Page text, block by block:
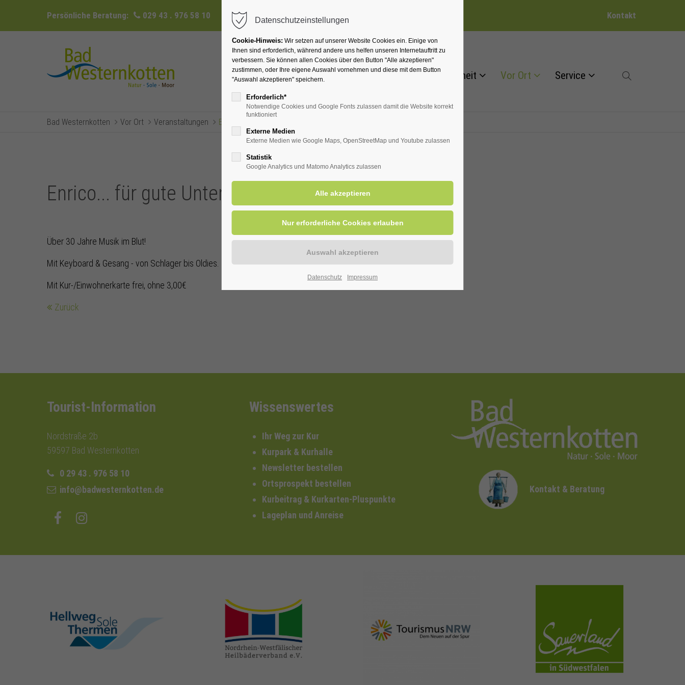
Persönliche Beratung: 029 43 . 976 58 10 info@badwesternkotten.de Kontakt
Ihr Heilbad Übernachten Für Ihre Gesundheit Vor Ort Service
Bad Westernkotten Vor Ort Veranstaltungen Eventsreader (Timeline)
Enrico... für gute Unterhaltung!
29.07.2026, 15:00
ORT: KURHALLE
Über 30 Jahre Musik im Blut!
Mit Keyboard & Gesang - von Schlager bis Oldies.
Mit Kur-/Einwohnerkarte frei, ohne 3,00€
Zurück
Tourist-Information
Nordstraße 2b
59597 Bad Westernkotten
0 29 43 . 976 58 10
info@badwesternkotten.de
Wissenswertes
Ihr Weg zur Kur
Kurpark & Kurhalle
Newsletter bestellen
Ortsprospekt bestellen
Kurbeitrag & Kurkarten-Pluspunkte
Lageplan und Anreise
Kontakt & Beratung
hellweg-sole-
thermen.de
heilbaeder.de
nrw-tourismus.de sauerland.com
Datenschutzeinstellungen
Cookie-Hinweis: Wir setzen auf unserer Website Cookies ein. Einige von
Ihnen sind erforderlich, während andere uns helfen unseren Internetauftritt zu
verbessern. Sie können allen Cookies über den Button "Alle akzeptieren"
zustimmen, oder Ihre eigene Auswahl vornehmen und diese mit dem Button
"Auswahl akzeptieren" speichern.
Erforderlich*
Notwendige Cookies und Google Fonts zulassen damit die Website korrekt
funktioniert
Externe Medien
Externe Medien wie Google Maps, OpenStreetMap und Youtube zulassen
Statistik
Google Analytics und Matomo Analytics zulassen
Datenschutz Impressum